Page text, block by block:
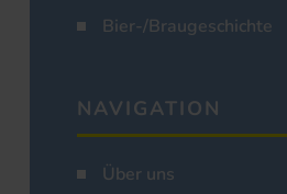
Bier-/Braugeschichte
NAVIGATION
Über uns